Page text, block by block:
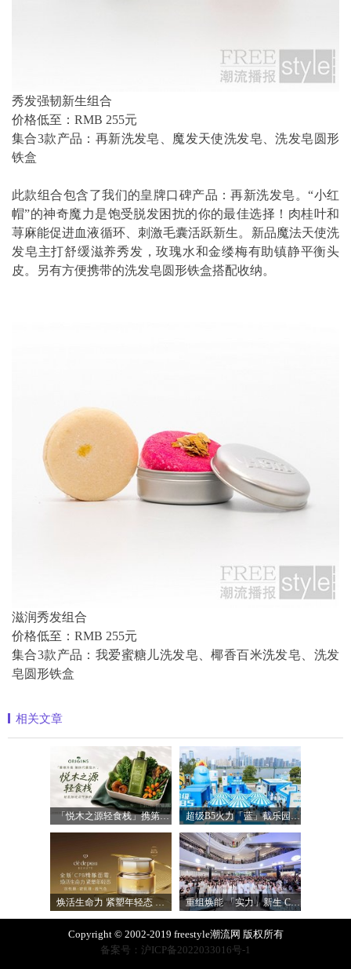
秀发强韧新生组合
价格低至：RMB 255元
集合3款产品：再新洗发皂、魔发天使洗发皂、洗发皂圆形
铁盒
此款组合包含了我们的皇牌口碑产品：再新洗发皂。“小红
帽”的神奇魔力是饱受脱发困扰的你的最佳选择！肉桂叶和
荨麻能促进血液循环、刺激毛囊活跃新生。新品魔法天使洗
发皂主打舒缓滋养秀发，玫瑰水和金缕梅有助镇静平衡头
皮。另有方便携带的洗发皂圆形铁盒搭配收纳。
滋润秀发组合
价格低至：RMB 255元
集合3款产品：我爱蜜糖儿洗发皂、椰香百米洗发皂、洗发
皂圆形铁盒
相关文章
「悦木之源轻食栈」携第四代菌菇水轻盈 超级B5火力「蓝」截乐园登陆长沙，理肤
焕活生命力 紧塑年轻态 全新「CPB精雕面 重组焕能 「实力」新生 Clinique倩碧携手品
Copyright © 2002-2019 freestyle潮流网 版权所有
备案号：沪ICP备2022033016号-1